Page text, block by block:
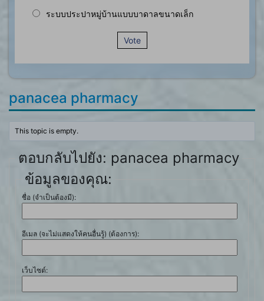
ระบบประปาหมู่บ้านแบบบาดาลขนาดเล็ก
Vote
panacea pharmacy
This topic is empty.
ตอบกลับไปยัง: panacea pharmacy
ข้อมูลของคุณ:
ชื่อ (จำเป็นต้องมี):
อีเมล (จะไม่แสดงให้คนอื่นรู้) (ต้องการ):
เว็บไซต์: